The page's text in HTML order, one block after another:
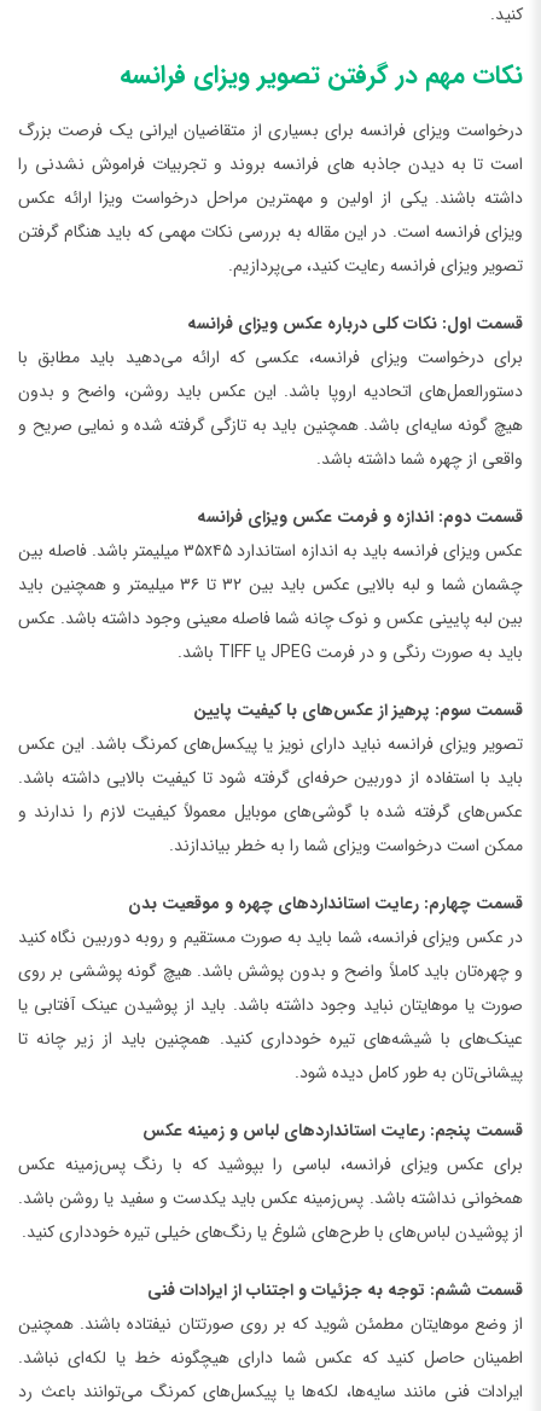
کنید.
نکات مهم در گرفتن تصویر ویزای فرانسه
درخواست ویزای فرانسه برای بسیاری از متقاضیان ایرانی یک فرصت بزرگ
است تا به دیدن جاذبه های فرانسه بروند و تجربیات فراموش نشدنی را
داشته باشند. یکی از اولین و مهمترین مراحل درخواست ویزا ارائه عکس
ویزای فرانسه است. در این مقاله به بررسی نکات مهمی که باید هنگام گرفتن
تصویر ویزای فرانسه رعایت کنید، می‌پردازیم.
قسمت اول: نکات کلی درباره عکس ویزای فرانسه
برای درخواست ویزای فرانسه، عکسی که ارائه می‌دهید باید مطابق با
دستورالعمل‌های اتحادیه اروپا باشد. این عکس باید روشن، واضح و بدون
هیچ گونه سایه‌ای باشد. همچنین باید به تازگی گرفته شده و نمایی صریح و
واقعی از چهره شما داشته باشد.
قسمت دوم: اندازه و فرمت عکس ویزای فرانسه
عکس ویزای فرانسه باید به اندازه استاندارد ۳۵x۴۵ میلیمتر باشد. فاصله بین
چشمان شما و لبه بالایی عکس باید بین ۳۲ تا ۳۶ میلیمتر و همچنین باید
بین لبه پایینی عکس و نوک چانه شما فاصله معینی وجود داشته باشد. عکس
باید به صورت رنگی و در فرمت JPEG یا TIFF باشد.
قسمت سوم: پرهیز از عکس‌های با کیفیت پایین
تصویر ویزای فرانسه نباید دارای نویز یا پیکسل‌های کمرنگ باشد. این عکس
باید با استفاده از دوربین حرفه‌ای گرفته شود تا کیفیت بالایی داشته باشد.
عکس‌های گرفته شده با گوشی‌های موبایل معمولاً کیفیت لازم را ندارند و
ممکن است درخواست ویزای شما را به خطر بیاندازند.
قسمت چهارم: رعایت استانداردهای چهره و موقعیت بدن
در عکس ویزای فرانسه، شما باید به صورت مستقیم و روبه دوربین نگاه کنید
و چهره‌تان باید کاملاً واضح و بدون پوشش باشد. هیچ گونه پوششی بر روی
صورت یا موهایتان نباید وجود داشته باشد. باید از پوشیدن عینک آفتابی یا
عینک‌های با شیشه‌های تیره خودداری کنید. همچنین باید از زیر چانه تا
پیشانی‌تان به طور کامل دیده شود.
قسمت پنجم: رعایت استانداردهای لباس و زمینه عکس
برای عکس ویزای فرانسه، لباسی را بپوشید که با رنگ پس‌زمینه عکس
همخوانی نداشته باشد. پس‌زمینه عکس باید یکدست و سفید یا روشن باشد.
از پوشیدن لباس‌های با طرح‌های شلوغ یا رنگ‌های خیلی تیره خودداری کنید.
قسمت ششم: توجه به جزئیات و اجتناب از ایرادات فنی
از وضع موهایتان مطمئن شوید که بر روی صورتتان نیفتاده باشند. همچنین
اطمینان حاصل کنید که عکس شما دارای هیچگونه خط یا لکه‌ای نباشد.
ایرادات فنی مانند سایه‌ها، لکه‌ها یا پیکسل‌های کمرنگ می‌توانند باعث رد